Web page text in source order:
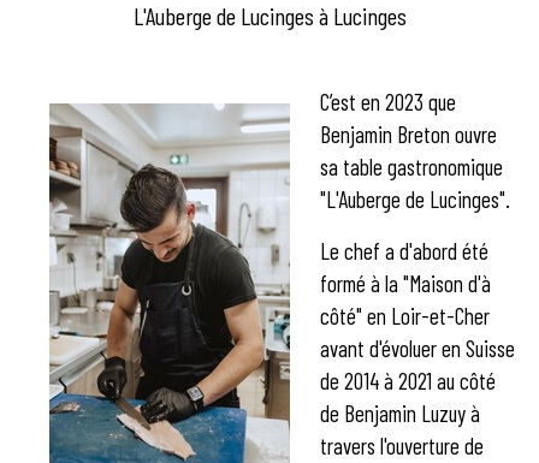
L'Auberge de Lucinges à Lucinges
C’est en 2023 que
Benjamin Breton ouvre
sa table gastronomique
"L'Auberge de Lucinges".
Le chef a d'abord été
formé à la "Maison d'à
côté" en Loir-et-Cher
avant d'évoluer en Suisse
de 2014 à 2021 au côté
de Benjamin Luzuy à
travers l'ouverture de